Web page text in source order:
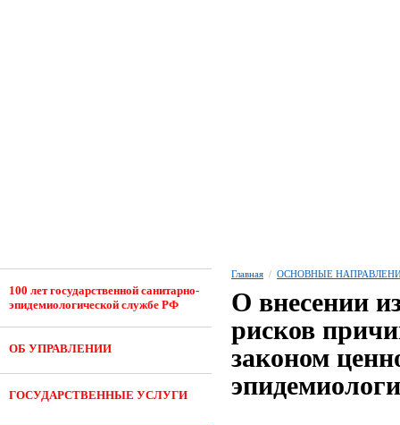
100 лет государственной санитарно-
эпидемиологической службе РФ
ОБ УПРАВЛЕНИИ
ГОСУДАРСТВЕННЫЕ УСЛУГИ
Главная / ОСНОВНЫЕ
О внесении
рисков
законом